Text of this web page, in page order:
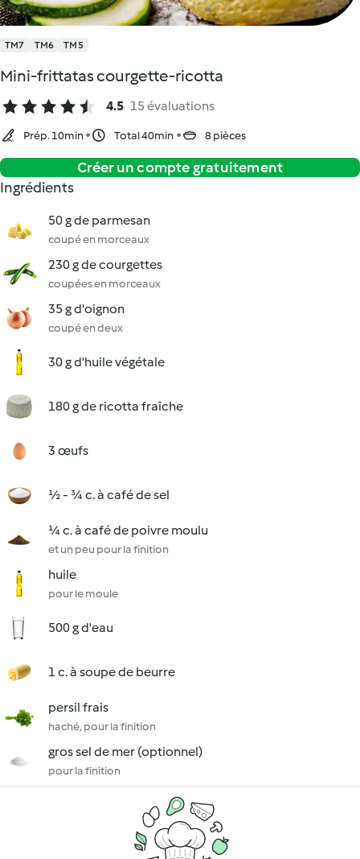
TM7 TM6 TM5
Mini-frittatas courgette-ricotta
4.5 15 évaluations
Prép. 10min Total 40min 8 pièces
Créer un compte gratuitement
Ingrédients
50 g de parmesan
coupé en morceaux
230 g de courgettes
coupées en morceaux
35 g d'oignon
coupé en deux
30 g d'huile végétale
180 g de ricotta fraîche
3 œufs
½ - ¾ c. à café de sel
¼ c. à café de poivre moulu
et un peu pour la finition
huile
pour le moule
500 g d'eau
1 c. à soupe de beurre
persil frais
haché, pour la finition
gros sel de mer (optionnel)
pour la finition